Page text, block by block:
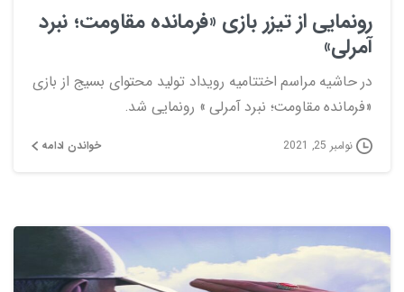
رونمایی از تیزر بازی «فرمانده مقاومت؛ نبرد
آمرلی»
در حاشیه مراسم اختتامیه رویداد تولید محتوای بسیج از بازی
«فرمانده مقاومت؛ نبرد آمرلی » رونمایی شد.
نوامبر 25, 2021 خواندن ادامه